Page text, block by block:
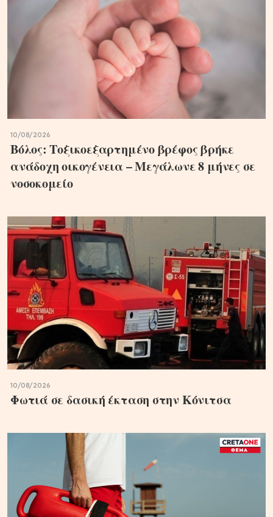
10/08/2026
Βόλος: Τοξικοεξαρτημένο βρέφος βρήκε
ανάδοχη οικογένεια – Μεγάλωνε 8 μήνες σε
νοσοκομείο
10/08/2026
Φωτιά σε δασική έκταση στην Κόνιτσα